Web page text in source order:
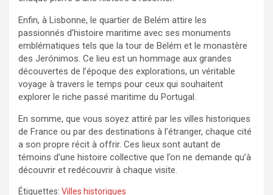
Enfin, à Lisbonne, le quartier de Belém attire les
passionnés d’histoire maritime avec ses monuments
emblématiques tels que la tour de Belém et le monastère
des Jerónimos. Ce lieu est un hommage aux grandes
découvertes de l’époque des explorations, un véritable
voyage à travers le temps pour ceux qui souhaitent
explorer le riche passé maritime du Portugal.
En somme, que vous soyez attiré par les villes historiques
de France ou par des destinations à l’étranger, chaque cité
a son propre récit à offrir. Ces lieux sont autant de
témoins d’une histoire collective que l’on ne demande qu’à
découvrir et redécouvrir à chaque visite.
Étiquettes: Villes historiques